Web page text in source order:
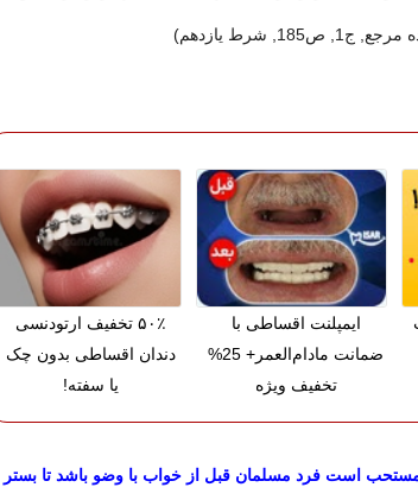
شرط یازدهم)
ایمپلنت اقساطی با
ضمانت مادام‌العمر+ 25%
تخفیف ویژه
۵۰٪ تخفیف ارتودنسی
دندان اقساطی بدون چک
یا سفته!
است فرد مسلمان قبل از خواب با وضو باشد تا بستر